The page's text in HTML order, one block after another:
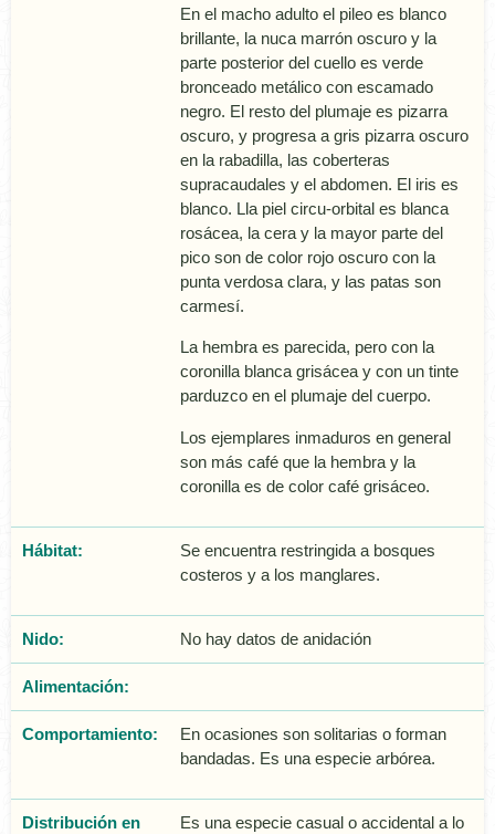
En el macho adulto el pileo es blanco
brillante, la nuca marrón oscuro y la
parte posterior del cuello es verde
bronceado metálico con escamado
negro. El resto del plumaje es pizarra
oscuro, y progresa a gris pizarra oscuro
en la rabadilla, las coberteras
supracaudales y el abdomen. El iris es
blanco. Lla piel circu-orbital es blanca
rosácea, la cera y la mayor parte del
pico son de color rojo oscuro con la
punta verdosa clara, y las patas son
carmesí­.
La hembra es parecida, pero con la
coronilla blanca grisácea y con un tinte
parduzco en el plumaje del cuerpo.
Los ejemplares inmaduros en general
son más café que la hembra y la
coronilla es de color café grisáceo.
Hábitat:
Se encuentra restringida a bosques
costeros y a los manglares.
Nido: No hay datos de anidación
Alimentación:
Comportamiento:
En ocasiones son solitarias o forman
bandadas. Es una especie arbórea.
Distribución en
Es una especie casual o accidental a lo